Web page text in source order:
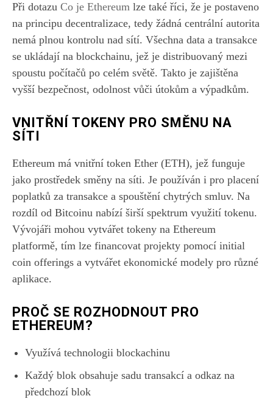
Při dotazu Co je Ethereum lze také říci, že je postaveno
na principu decentralizace, tedy žádná centrální autorita
nemá plnou kontrolu nad sítí. Všechna data a transakce
se ukládají na blockchainu, jež je distribuovaný mezi
spoustu počítačů po celém světě. Takto je zajištěna
vyšší bezpečnost, odolnost vůči útokům a výpadkům.
VNITŘNÍ TOKENY PRO SMĚNU NA
SÍTI
Ethereum má vnitřní token Ether (ETH), jež funguje
jako prostředek směny na síti. Je používán i pro placení
poplatků za transakce a spouštění chytrých smluv. Na
rozdíl od Bitcoinu nabízí širší spektrum využití tokenu.
Vývojáři mohou vytvářet tokeny na Ethereum
platformě, tím lze financovat projekty pomocí initial
coin offerings a vytvářet ekonomické modely pro různé
aplikace.
PROČ SE ROZHODNOUT PRO
ETHEREUM?
Využívá technologii blockachinu
Každý blok obsahuje sadu transakcí a odkaz na
předchozí blok